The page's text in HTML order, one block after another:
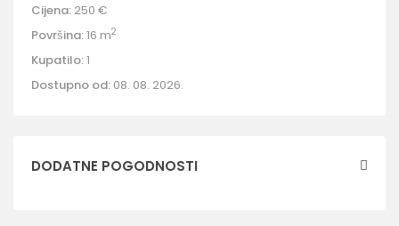
Cijena: 250 €
Površina:16 m2
Kupatilo:1
Dostupno od: 08. 08. 2026.
DODATNE POGODNOSTI